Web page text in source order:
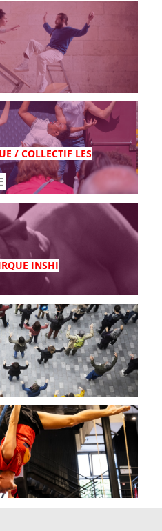
/ COLLECTIF LES
INSHI